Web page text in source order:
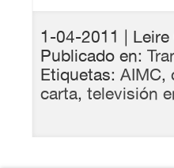
1-04-2011 |
Publicado en:
Etiquetas: AIMC,
carta, televisión